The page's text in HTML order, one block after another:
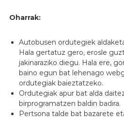
Oharrak:
Autobusen ordutegiek
Hala gertatuz gero, erosle
jakinaraziko diegu. Hala ere,
baino egun bat lehenago
ordutegiak baieztatzeko.
Ordutegiak apur bat alda
birprogramatzen baldin badira.
Pertsona talde bat bazarete